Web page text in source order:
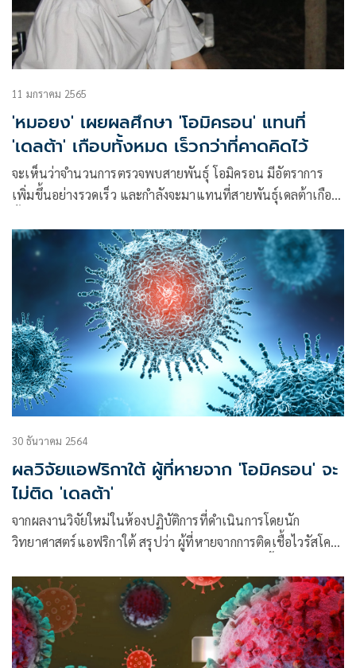
11 มกราคม 2565
'หมอยง' เผยผลศึกษา 'โอมิครอน' แทนที่
'เดลต้า' เกือบทั้งหมด เร็วกว่าที่คาดคิดไว้
จะเห็นว่าจำนวนการตรวจพบสายพันธุ์ โอมิครอน มีอัตราการ
เพิ่มขึ้นอย่างรวดเร็ว และกำลังจะมาแทนที่สายพันธุ์เดลต้าเกือบ
รอน จะมาแทนที่ทั้งหมดในปลายเดือน มกราคม
30 ธันวาคม 2564
ผลวิจัยแอฟริกาใต้ ผู้ที่หายจาก 'โอมิครอน' จะ
ไม่ติด 'เดลต้า'
จากผลงานวิจัยใหม่ในห้องปฏิบัติการที่ดำเนินการโดยนัก
วิทยาศาสตร์แอฟริกาใต้ สรุปว่า ผู้ที่หายจากการติดเชื้อไวรัสโค
เดลต้าได้